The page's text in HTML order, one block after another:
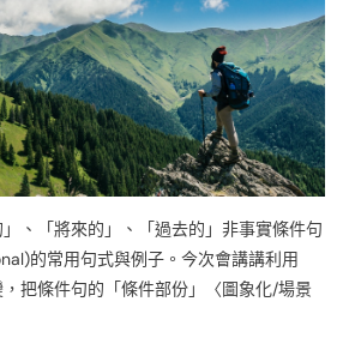
」、「將來的」、「過去的」非事實條件句
的常用句式與例子。今次會講講利用
，把條件句的「條件部份」〈圖象化/場景